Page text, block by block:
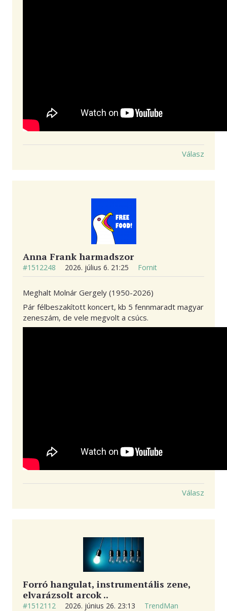
Válasz
Anna Frank harmadszor
#1512248 2026. július 6. 21:25 Fornit
Meghalt Molnár Gergely (1950-2026)
Pár félbeszakított koncert, kb 5 fennmaradt magyar
zeneszám, de vele megvolt a csúcs.
Válasz
Forró hangulat, instrumentális zene,
elvarázsolt arcok ..
#1512112 2026. június 26. 23:13 TrendMan